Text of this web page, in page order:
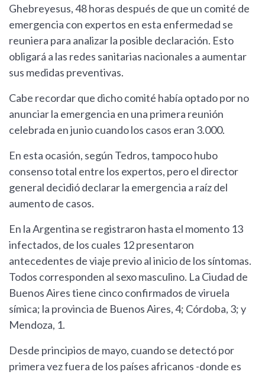
Ghebreyesus, 48 horas después de que un comité de
emergencia con expertos en esta enfermedad se
reuniera para analizar la posible declaración. Esto
obligará a las redes sanitarias nacionales a aumentar
sus medidas preventivas.
Cabe recordar que dicho comité había optado por no
anunciar la emergencia en una primera reunión
celebrada en junio cuando los casos eran 3.000.
En esta ocasión, según Tedros, tampoco hubo
consenso total entre los expertos, pero el director
general decidió declarar la emergencia a raíz del
aumento de casos.
En la Argentina se registraron hasta el momento 13
infectados, de los cuales 12 presentaron
antecedentes de viaje previo al inicio de los síntomas.
Todos corresponden al sexo masculino. La Ciudad de
Buenos Aires tiene cinco confirmados de viruela
símica; la provincia de Buenos Aires, 4; Córdoba, 3; y
Mendoza, 1.
Desde principios de mayo, cuando se detectó por
primera vez fuera de los países africanos -donde es